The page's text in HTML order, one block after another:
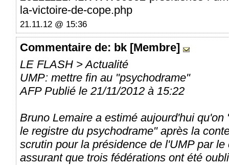
la-victoire-de-cope.php
21.11.12 @ 15:36
Commentaire de: bk [Membre]
LE FLASH > Actualité
UMP: mettre fin au "psychodrame"
AFP Publié le 21/11/2012 à 15:22
Bruno Lemaire a estimé aujourd'hui
le registre du psychodrame" après la
scrutin pour la présidence de l'UMP par
assurant que trois fédérations ont été